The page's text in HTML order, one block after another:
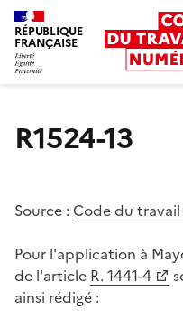
RÉPUBLIQUE
FRANÇAISE
R1524-13
Source : Code du travail
Pour l'application à
de l'article R. 1441-4
ainsi rédigé :